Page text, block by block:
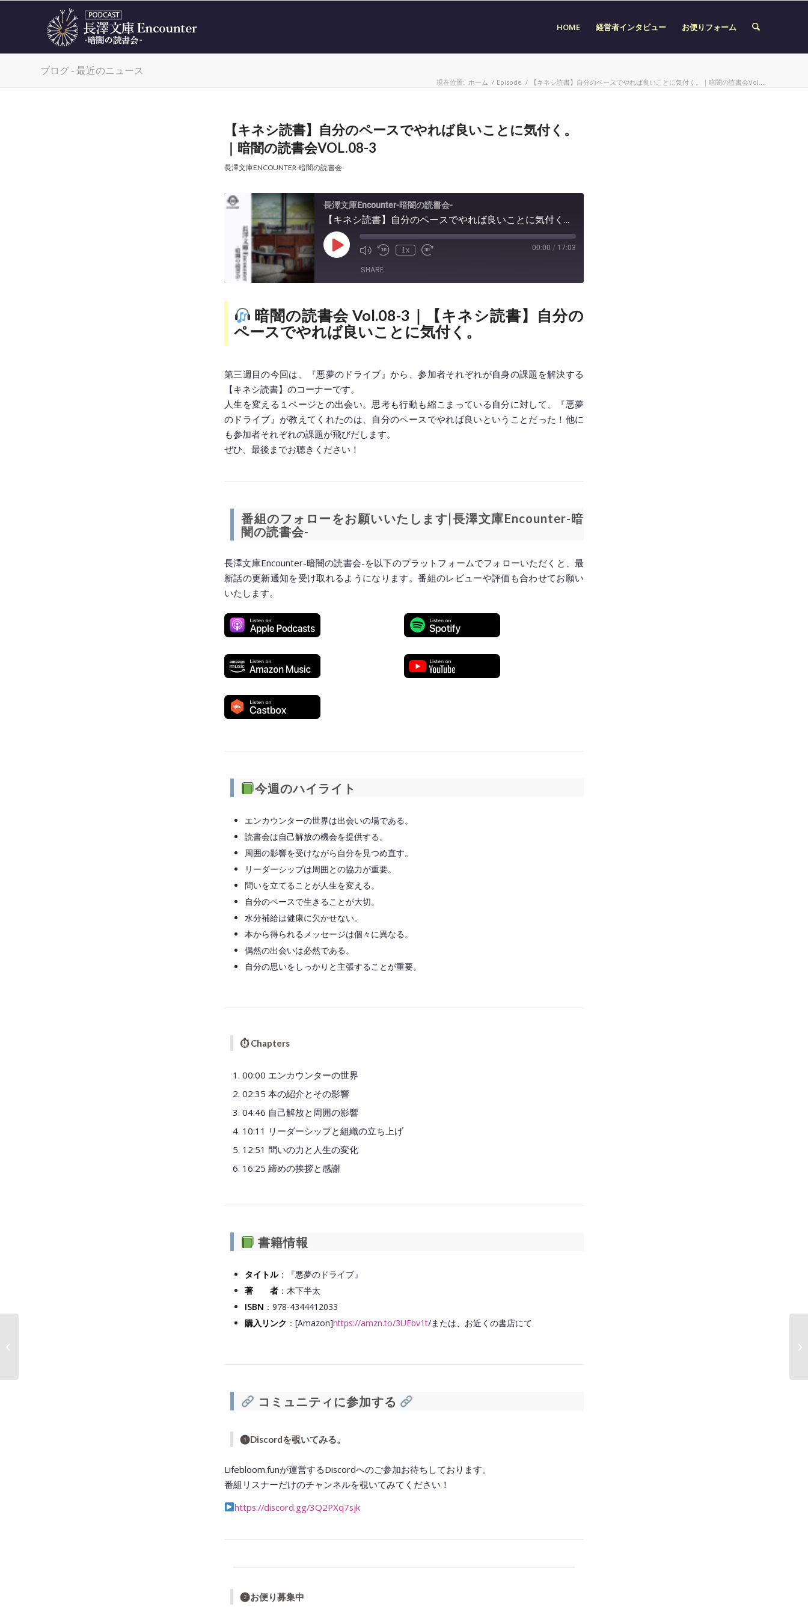
HOME 経営者インタビュー お便りフォーム
ブログ - 最近のニュース
現在位置: ホーム / Episode / 【キネシ読書】自分のペースでやれば良いことに気付く。｜暗闇の読書会Vol....
【キネシ読書】自分のペースでやれば良いことに気付く。
｜暗闇の読書会VOL.08-3
長澤文庫ENCOUNTER-暗闇の読書会-
長澤文庫Encounter-暗闇の読書会-
【キネシ読書】自分のペースでやれば良いことに気付く。｜暗闇の読書会Vol.08-3
Play
Episode
1x 00:00 / 17:03
SHARE
SHARE
LINK
EMBED
暗闇の読書会 Vol.08-3｜【キネシ読書】自分の
ペースでやれば良いことに気付く。
第三週目の今回は、『悪夢のドライブ』から、参加者それぞれが自身の課題を解決する
【キネシ読書】のコーナーです。
人生を変える１ページとの出会い。思考も行動も縮こまっている自分に対して、『悪夢
のドライブ』が教えてくれたのは、自分のペースでやれば良いということだった！他に
も参加者それぞれの課題が飛びだします。
ぜひ、最後までお聴きください！
番組のフォローをお願いいたします|長澤文庫Encounter-暗
闇の読書会-
長澤文庫Encounter-暗闇の読書会-を以下のプラットフォームでフォローいただくと、最
新話の更新通知を受け取れるようになります。番組のレビューや評価も合わせてお願い
いたします。
今週のハイライト
エンカウンターの世界は出会いの場である。
読書会は自己解放の機会を提供する。
周囲の影響を受けながら自分を見つめ直す。
リーダーシップは周囲との協力が重要。
問いを立てることが人生を変える。
自分のペースで生きることが大切。
水分補給は健康に欠かせない。
本から得られるメッセージは個々に異なる。
偶然の出会いは必然である。
自分の思いをしっかりと主張することが重要。
⏱Chapters
00:00 エンカウンターの世界
02:35 本の紹介とその影響
04:46 自己解放と周囲の影響
10:11 リーダーシップと組織の立ち上げ
12:51 問いの力と人生の変化
16:25 締めの挨拶と感謝
書籍情報
タイトル：『悪夢のドライブ』
著 者 ：木下半太
ISBN ：978-4344412033
購入リンク ：[Amazon]https://amzn.to/3UFbv1t/または、お近くの書店にて
コミュニティに参加する
❶Discordを覗いてみる。
Lifebloom.funが運営するDiscordへのご参加お待ちしております。
番組リスナーだけのチャンネルを覗いてみてください！
https://discord.gg/3Q2PXq7sjk
❷お便り募集中